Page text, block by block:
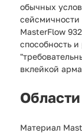
обычных
сейсмичности
MasterFlow
способность
вклейкой
Материал